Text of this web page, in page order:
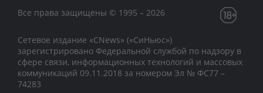
Все права защищены © 1995 – 2026
Сетевое издание «CNews» («СиНьюс»)
зарегистрировано Федеральной службой по надзору в
сфере связи, информационных технологий и массовых
коммуникаций 09.11.2018 за номером Эл № ФС77 –
74283